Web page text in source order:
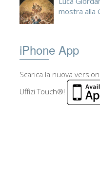
mostra alla
iPhone App
Scarica la nuova
Uffizi Touch®!